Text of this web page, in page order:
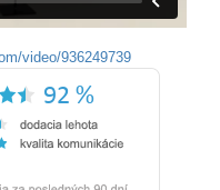
video/936249739